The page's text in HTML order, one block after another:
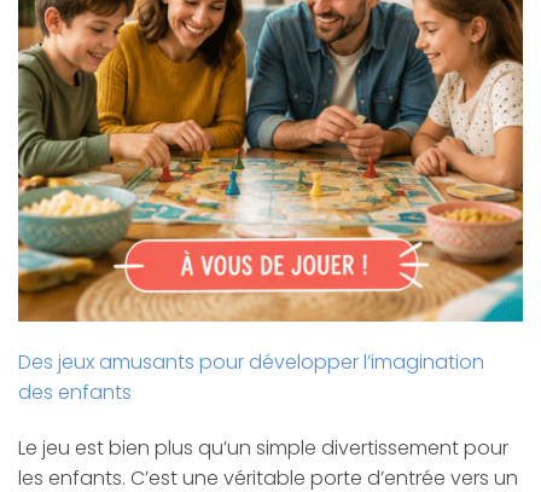
Des jeux amusants pour développer l’imagination
des enfants
Le jeu est bien plus qu’un simple divertissement pour
les enfants. C’est une véritable porte d’entrée vers un